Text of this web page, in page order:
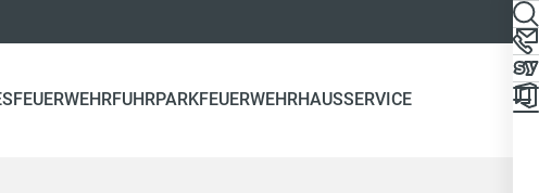
FEUERWEHRFUHRPARKFEUERWEHRHAUSSERVICE